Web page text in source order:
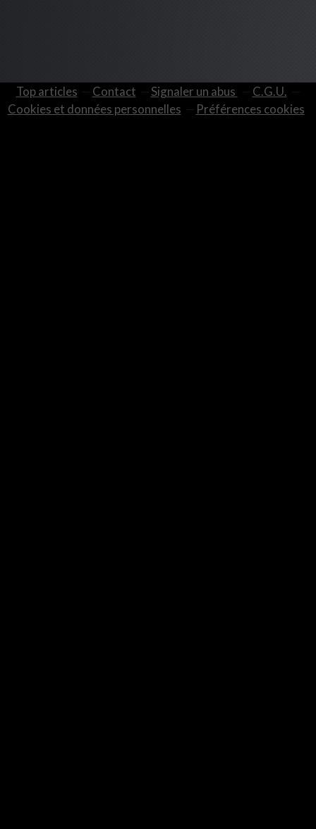
Top articles Contact Signaler un abus
C.G.U.
Cookies et données personnelles
Préférences cookies